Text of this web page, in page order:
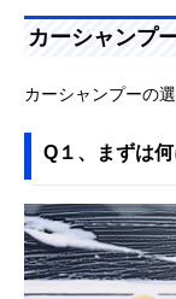
カーシャンプ
カーシャンプーの
Q１、まずは